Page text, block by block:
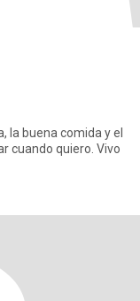
la buena comida y el
quiero. Vivo